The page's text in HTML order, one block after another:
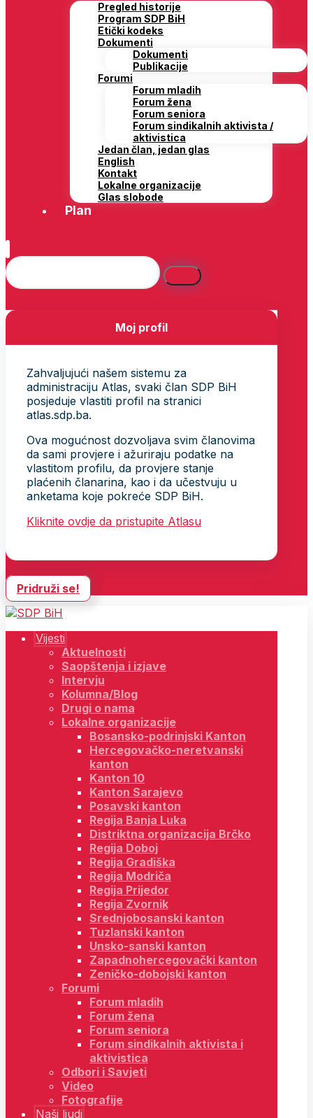
Pregled historije
Program SDP BiH
Etički kodeks
Dokumenti
Dokumenti
Publikacije
Forumi
Forum mladih
Forum žena
Forum seniora
Forum sindikalnih aktivista /
aktivistica
Jedan član, jedan glas
English
Kontakt
Lokalne organizacije
Glas slobode
Plan
Moj profil
Zahvaljujući našem sistemu za
administraciju Atlas, svaki član SDP BiH
posjeduje vlastiti profil na stranici
atlas.sdp.ba.
Ova mogućnost dozvoljava svim članovima
da sami provjere i ažuriraju podatke na
vlastitom profilu, da provjere stanje
plaćenih članarina, kao i da učestvuju u
anketama koje pokreće SDP BiH.
Kliknite ovdje da pristupite Atlasu
Pridruži se!
Vijesti
Aktuelnosti
Saopštenja i izjave
Intervju
Kolumna/Blog
Drugi o nama
Lokalne organizacije
Bosansko-podrinjski Kanton
Hercegovačko-neretvanski
kanton
Kanton 10
Kanton Sarajevo
Posavski kanton
Regija Banja Luka
Distriktna organizacija Brčko
Regija Doboj
Regija Gradiška
Regija Modriča
Regija Prijedor
Regija Zvornik
Srednjobosanski kanton
Tuzlanski kanton
Unsko-sanski kanton
Zapadnohercegovački kanton
Zeničko-dobojski kanton
Forumi
Forum mladih
Forum žena
Forum seniora
Forum sindikalnih aktivista i
aktivistica
Odbori i Savjeti
Video
Fotografije
Naši ljudi